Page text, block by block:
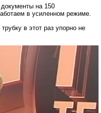
на 150
в усиленном режиме.
трубку в этот раз упорно не